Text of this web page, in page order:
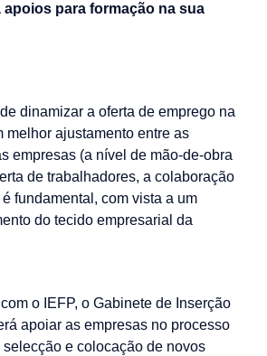
para formação na sua
dinamizar a oferta de emprego na
melhor ajustamento entre as
empresas (a nível de mão-de-obra
de trabalhadores, a colaboração
fundamental, com vista a um
do tecido empresarial da
o IEFP, o Gabinete de Inserção
apoiar as empresas no processo
selecção e colocação de novos